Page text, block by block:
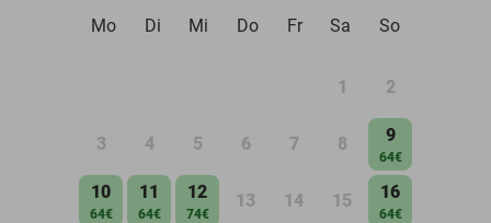
Mo
Di Mi Do Fr Sa So
1 2
3 4 5 6 7 8 9
64€
10
64€
11
64€
12
74€
13 14 15 16
64€